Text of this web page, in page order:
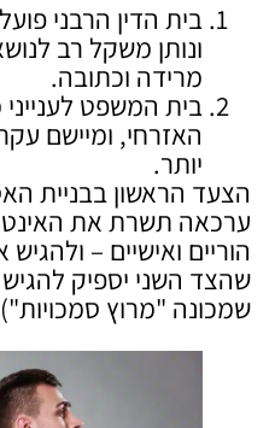
בית הדין הרבני
ונותן משקל רב
מרידה וכתובה.
בית המשפט
האזרחי, ומיישם
יותר.
הצעד הראשון בבניית
ערכאה תשרת את
הוריים ואישיים –
שהצד השני יספיק
שמכונה "מרוץ